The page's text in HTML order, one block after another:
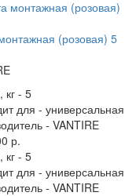
(розовая) 5
- 5
для - универсальная
- VANTIRE
р.
- 5
для - универсальная
- VANTIRE